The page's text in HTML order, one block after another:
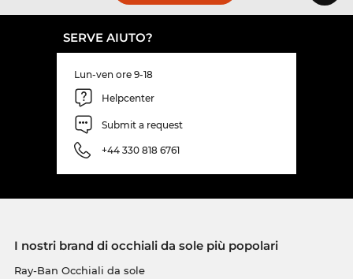
SERVE AIUTO?
Lun-ven ore 9-18
Helpcenter
Submit a request
+44 330 818 6761
I nostri brand di occhiali da sole più popolari
Ray-Ban Occhiali da sole